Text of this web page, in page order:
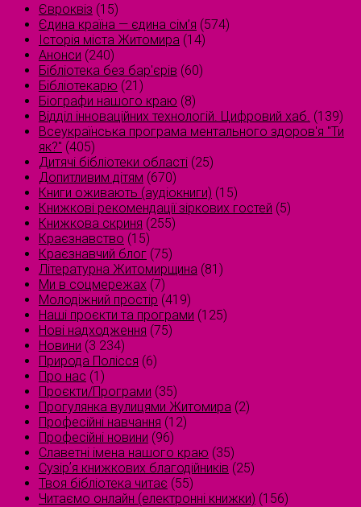
Євроквіз (15)
Єдина країна — єдина сім’я (574)
Історія міста Житомира (14)
Анонси (240)
Бібліотека без бар'єрів (60)
Бібліотекарю (21)
Біографи нашого краю (8)
Відділ інноваційних технологій. Цифровий хаб. (139)
Всеукраїнська програма ментального здоров'я "Ти
як?" (405)
Дитячі бібліотеки області (25)
Допитливим дітям (670)
Книги оживають (аудіокниги) (15)
Книжкові рекомендації зіркових гостей (5)
Книжкова скриня (255)
Краєзнавство (15)
Краєзнавчий блог (75)
Літературна Житомирщина (81)
Ми в соцмережах (7)
Молодіжний простір (419)
Наші проєкти та програми (125)
Нові надходження (75)
Новини (3 234)
Природа Полісся (6)
Про нас (1)
Проєкти/Програми (35)
Прогулянка вулицями Житомира (2)
Професійні навчання (12)
Професійні новини (96)
Славетні імена нашого краю (35)
Сузірʼя книжкових благодійників (25)
Твоя бібліотека читає (55)
Читаємо онлайн (електронні книжки) (156)